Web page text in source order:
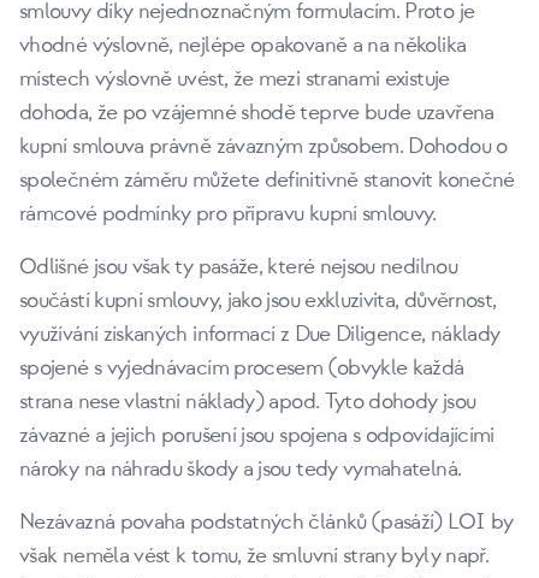
smlouvy díky nejednoznačným formulacím. Proto je
vhodné výslovně, nejlépe opakovaně a na několika
místech výslovně uvést, že mezi stranami existuje
dohoda, že po vzájemné shodě teprve bude uzavřena
kupní smlouva právně závazným způsobem. Dohodou o
společném záměru můžete definitivně stanovit konečné
rámcové podmínky pro přípravu kupní smlouvy.
Odlišné jsou však ty pasáže, které nejsou nedílnou
součástí kupní smlouvy, jako jsou exkluzivita, důvěrnost,
využívání získaných informací z Due Diligence, náklady
spojené s vyjednávacím procesem (obvykle každá
strana nese vlastní náklady) apod. Tyto dohody jsou
závazné a jejich porušení jsou spojena s odpovídajícími
nároky na náhradu škody a jsou tedy vymahatelná.
Nezávazná povaha podstatných článků (pasáží) LOI by
však neměla vést k tomu, že smluvní strany byly např.